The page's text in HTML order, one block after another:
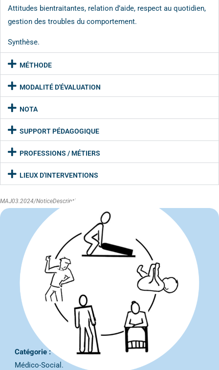
Attitudes bientraitantes, relation d’aide, respect au quotidien,
gestion des troubles du comportement.
Synthèse.
MÉTHODE
MODALITÉ D'ÉVALUATION
NOTA
SUPPORT PÉDAGOGIQUE
PROFESSIONS / MÉTIERS
LIEUX D'INTERVENTIONS
MAJ03.2024/NoticeDescriptive
Catégorie :
Médico-Social.